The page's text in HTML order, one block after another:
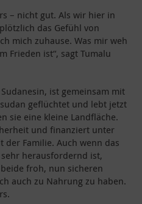
– nicht gut. Als wir hier in
das Gefühl von
mich zuhause. Was mir weh
Frieden ist“, sagt Tumalu
ist gemeinsam mit
geflüchtet und lebt jetzt
sie eine kleine Landfläche.
und finanziert unter
der Familie. Auch wenn das
herausfordernd ist,
froh, nun sicheren
auch zu Nahrung zu haben.